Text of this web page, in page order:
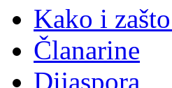
Kako i
Članarine
Dijaspora